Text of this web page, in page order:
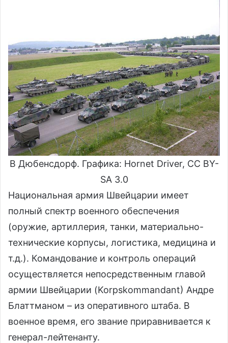
В Дюбенсдорф. Графика: Hоrnet Driver, CC BY-
SA 3.0
Национальная армия Швейцарии имеет
полный спектр военного обеспечения
(оружие, артиллерия, танки, материально-
технические корпусы, логистика, медицина и
т.д.). Командование и контроль операций
осуществляется непосредственным главой
армии Швейцарии (Korpskommandant) Андре
Блаттманом – из оперативного штаба. В
военное время, его звание приравнивается к
генерал-лейтенанту.